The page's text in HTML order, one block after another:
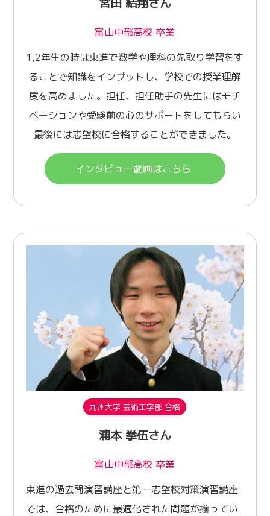
富山中部高校 卒業
1,2年生の時は東進で数学や理科の先取り学習をす
ることで知識をインプットし、学校での授業理解
度を高めました。担任、担任助手の先生にはモチ
ベーションや受験前の心のサポートをしてもらい
最後には志望校に合格することができました。
インタビュー動画はこちら
九州大学 芸術工学部 合格
浦本 拳伍さん
富山中部高校 卒業
東進の過去問演習講座と第一志望校対策演習講座
では、合格のために最適化された問題が揃ってい